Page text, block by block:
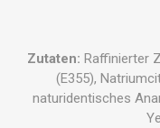
Zutaten: Raffinierter
(E355),
naturidentisches